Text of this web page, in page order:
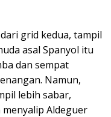
grid kedua, tampil
asal Spanyol itu
dan sempat
Namun,
lebih sabar,
Aldeguer